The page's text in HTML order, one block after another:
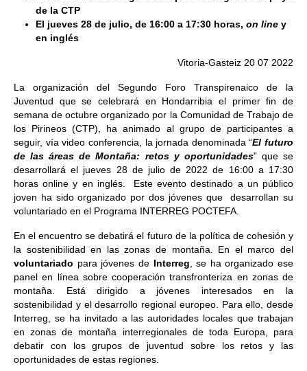
de la CTP
El jueves 28 de julio, de 16:00 a 17:30 horas, on line y
en inglés
Vitoria-Gasteiz 20 07 2022
La organización del Segundo Foro Transpirenaico de la
Juventud que se celebrará en Hondarribia el primer fin de
semana de octubre organizado por la Comunidad de Trabajo de
los Pirineos (CTP), ha animado al grupo de participantes a
seguir, vía video conferencia, la jornada denominada “El futuro
de las áreas de Montaña: retos y oportunidades” que se
desarrollará el jueves 28 de julio de 2022 de 16:00 a 17:30
horas online y en inglés. Este evento destinado a un público
joven ha sido organizado por dos jóvenes que desarrollan su
voluntariado en el Programa INTERREG POCTEFA.
En el encuentro se debatirá el futuro de la política de cohesión y
la sostenibilidad en las zonas de montaña. En el marco del
voluntariado para jóvenes de Interreg , se ha organizado ese
panel en línea sobre cooperación transfronteriza en zonas de
montaña. Está dirigido a jóvenes interesados en la
sostenibilidad y el desarrollo regional europeo. Para ello, desde
Interreg, se ha invitado a las autoridades locales que trabajan
en zonas de montaña interregionales de toda Europa, para
debatir con los grupos de juventud sobre los retos y las
oportunidades de estas regiones.